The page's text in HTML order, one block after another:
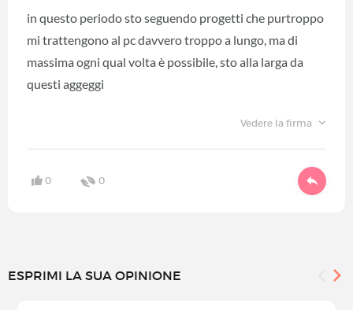
in questo periodo sto seguendo progetti che purtroppo
mi trattengono al pc davvero troppo a lungo, ma di
massima ogni qual volta è possibile, sto alla larga da
questi aggeggi
Vedere la firma
0 0
ESPRIMI LA SUA OPINIONE